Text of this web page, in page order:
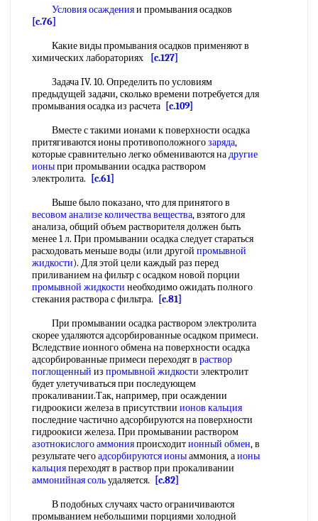
Условия осажденияи промывания осадков
[c.76]
Какие виды промывания осадков применяют в
химических лабораториях
[c.127]
Задача IV. 10. Определить по условиям
предыдущей задачи, сколько времени потребуется для
промывания осадка из расчета [c.109]
Вместе с такими ионами к поверхности осадка
притягиваются ионы противоположногозаряда,
которые сравнительно легко обмениваются надругие
ионыпри промывании осадка раствором
электролита.
[c.61]
Выше было показано, что для принятого в
весовом анализеколичества вещества, взятого для
анализа, общий объем растворителя должен быть
менее 1 л. При промывании осадка следует стараться
расходовать меньше воды (или другой промывной
жидкости). Для этой цели каждый раз перед
приливанием на фильтр с осадком новой порции
промывной жидкости необходимо ожидать полного
стекания раствора с фильтра.
[c.81]
При промывании осадка раствором электролита
скорее удаляются адсорбированные осадком примеси.
Вследствие ионного обмена на поверхности осадка
адсорбированные примеси переходят в раствор
поглощенный из промывной жидкости электролит
будет улетучиваться при последующем
прокаливании.Так, например, при осаждении
гидроокиси железа в присутствии ионов кальция
последние частично адсорбируются на поверхности
гидроокиси железа. При промывании раствором
азотнокислого аммонияпроисходитионный обмен, в
результате чегоадсорбируются ионыаммония, аионы
кальцияпереходят в раствор при прокаливании
аммонийная сольудаляется.
[c.82]
В подобных случаях часто ограничиваются
промыванием небольшими порциями холодной